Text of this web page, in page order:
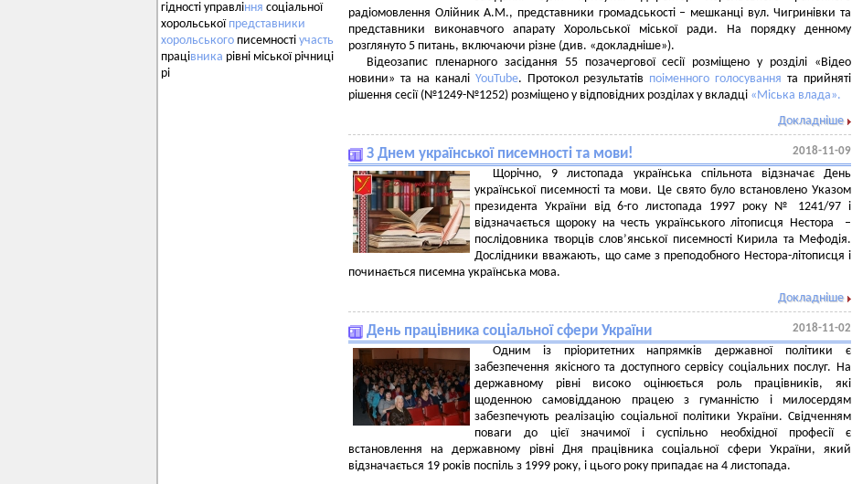
гідності управління соціальної
хорольської представники
хорольського писемності участь
працівника рівні міської річниці
рі
радіомовлення Олійник А.М., представники громадськості – мешканці вул. Чигринівки та
представники виконавчого апарату Хорольської міської ради. На порядку денному
розглянуто 5 питань, включаючи різне (див. «докладніше»).
Відеозапис пленарного засідання 55 позачергової сесії розміщено у розділі «Відео
новини» та на каналі YouTube. Протокол результатів поіменного голосування та прийняті
рішення сесії (№1249-№1252) розміщено у відповідних розділах у вкладці «Міська влада».
Докладніше
З Днем української писемності та мови! 2018-11-09
Щорічно, 9 листопада українська спільнота відзначає День
української писемності та мови. Це свято було встановлено Указом
президента України від 6-го листопада 1997 року № 1241/97 і
відзначається щороку на честь українського літописця Нестора –
послідовника творців слов’янської писемності Кирила та Мефодія.
Дослідники вважають, що саме з преподобного Нестора-літописця і
починається писемна українська мова.
Докладніше
День працівника соціальної сфери України 2018-11-02
Одним із пріоритетних напрямків державної політики є
забезпечення якісного та доступного сервісу соціальних послуг. На
державному рівні високо оцінюється роль працівників, які
щоденною самовідданою працею з гуманністю і милосердям
забезпечують реалізацію соціальної політики України. Свідченням
поваги до цієї значимої і суспільно необхідної професії є
встановлення на державному рівні Дня працівника соціальної сфери України, який
відзначається 19 років поспіль з 1999 року, і цього року припадає на 4 листопада.